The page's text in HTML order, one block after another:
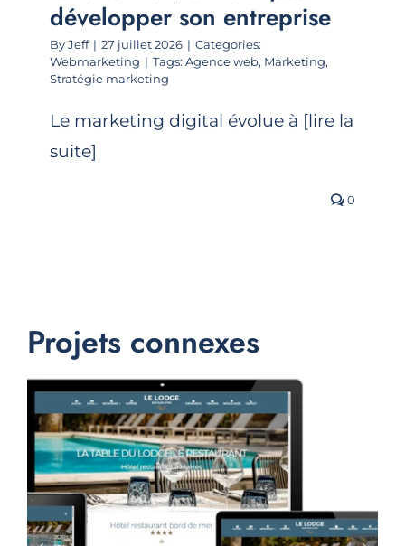
développer son entreprise
ByJeff | 27 juillet 2026 | Categories:
Webmarketing | Tags: Agence web, Marketing,
Stratégie marketing
Le marketing digital évolue à [lire la
suite]
0
Projets connexes